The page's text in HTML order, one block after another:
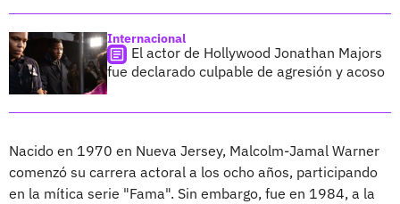
Internacional
El actor de Hollywood Jonathan Majors
fue declarado culpable de agresión y acoso
Nacido en 1970 en Nueva Jersey, Malcolm-Jamal Warner
comenzó su carrera actoral a los ocho años, participando
en la mítica serie "Fama". Sin embargo, fue en 1984, a la